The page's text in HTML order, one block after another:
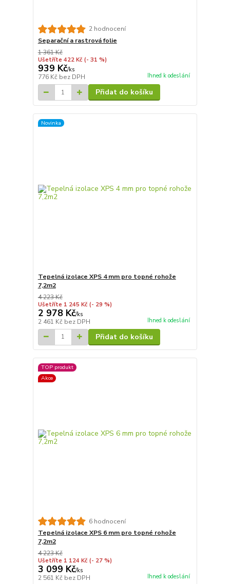
2 hodnocení
Separační a rastrová folie
1 361 Kč
Ušetříte 422 Kč (- 31 %)
939 Kč/ks
776 Kč bez DPH Ihned k odeslání
Přidat do košíku
Novinka
Tepelná izolace XPS 4 mm pro topné rohože
7,2m2
4 223 Kč
Ušetříte 1 245 Kč (- 29 %)
2 978 Kč/ks
2 461 Kč bez DPH Ihned k odeslání
Přidat do košíku
TOP produkt
Akce
6 hodnocení
Tepelná izolace XPS 6 mm pro topné rohože
7,2m2
4 223 Kč
Ušetříte 1 124 Kč (- 27 %)
3 099 Kč/ks
2 561 Kč bez DPH Ihned k odeslání